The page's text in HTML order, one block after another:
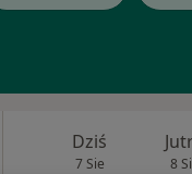
Dziś
7 Sie 8